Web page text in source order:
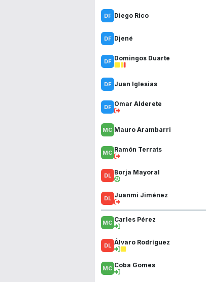
Diego Rico
Djené
Domingos Duarte
Juan Iglesias
Omar Alderete
Mauro Arambarri
Ramón Terrats
Borja Mayoral
Juanmi Jiménez
Carles Pérez
Álvaro Rodríguez
Coba Gomes